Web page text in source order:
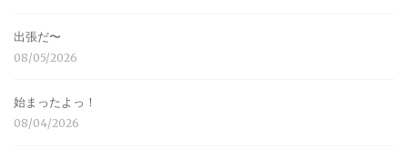
出張だ〜
08/05/2026
始まったよっ！
08/04/2026